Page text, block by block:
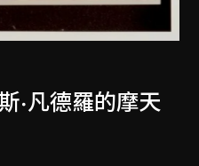
·凡德羅的摩天